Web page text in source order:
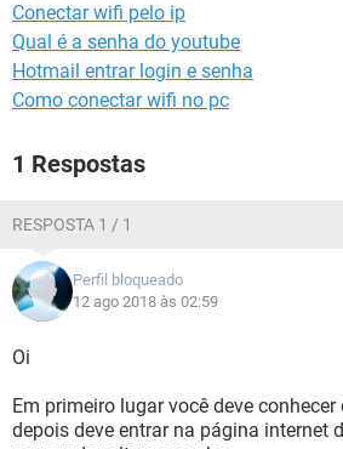
Conectar wifi pelo ip
Qual é a senha do youtube
Hotmail entrar login e senha
Como conectar wifi no pc
1 Respostas
RESPOSTA 1 / 1
Perfil bloqueado
12 ago 2018 às 02:59
Oi
Em primeiro lugar você deve
depois deve entrar na página internet